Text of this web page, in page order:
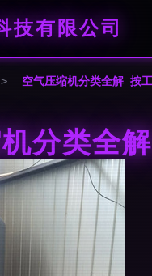
技有限公司
> 空气压缩机分类全解 按
分类全